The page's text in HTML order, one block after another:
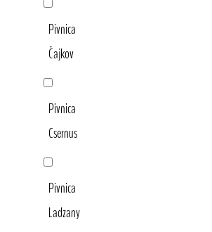
Pivnica
Čajkov
Pivnica
Csernus
Pivnica
Ladzany